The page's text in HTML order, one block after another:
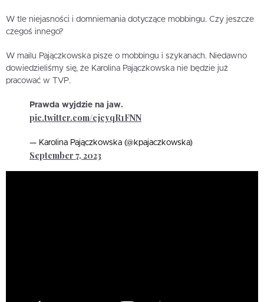
W tle niejasności i domniemania dotyczące mobbingu. Czy jeszcze
czegoś innego?
W mailu Pajączkowska pisze o mobbingu i szykanach. Niedawno
dowiedzieliśmy się, że Karolina Pajączkowska nie będzie już
pracować w TVP.
Prawda wyjdzie na jaw.
pic.twitter.com/cjcyqR1FNN
— Karolina Pajączkowska (@kpajaczkowska)
September 7, 2023